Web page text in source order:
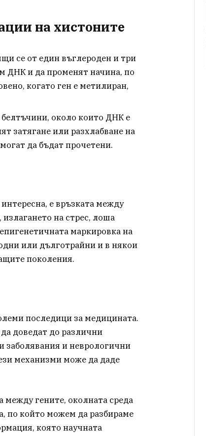
на хистоните
се от един въглероден и три
ДНК и да променят начина, по
когато ген е метилиран,
около които ДНК е
затягане или разхлабване на
да бъдат прочетени.
е връзката между
на стрес, лоша
маркировка на
или дълготрайни и в някои
поколения.
последици за медицината.
доведат до различни
заболявания и неврологични
механизми може да даде
между гените, околната среда
по който можем да разбираме
която научната